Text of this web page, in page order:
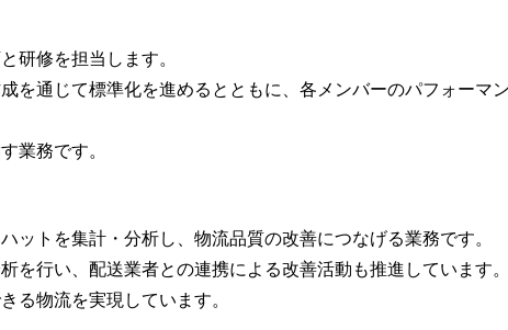
研修を担当します。
を通じて標準化を進めるとともに、各メンバーのパフォーマ
業務です。
ットを集計・分析し、物流品質の改善につなげる業務です。
を行い、配送業者との連携による改善活動も推進しています。
る物流を実現しています。